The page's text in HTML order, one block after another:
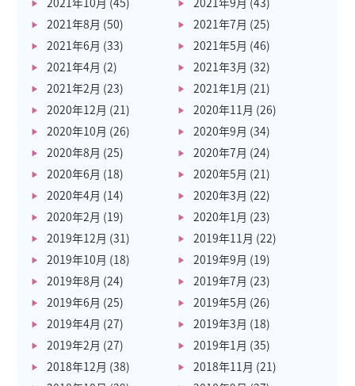
2021年8月 (50) 2021年7月 (25)
2021年6月 (33) 2021年5月 (46)
2021年4月 (2) 2021年3月 (32)
2021年2月 (23) 2021年1月 (21)
2020年12月 (21) 2020年11月 (26)
2020年10月 (26) 2020年9月 (34)
2020年8月 (25) 2020年7月 (24)
2020年6月 (18) 2020年5月 (21)
2020年4月 (14) 2020年3月 (22)
2020年2月 (19) 2020年1月 (23)
2019年12月 (31) 2019年11月 (22)
2019年10月 (18) 2019年9月 (19)
2019年8月 (24) 2019年7月 (23)
2019年6月 (25) 2019年5月 (26)
2019年4月 (27) 2019年3月 (18)
2019年2月 (27) 2019年1月 (35)
2018年12月 (38) 2018年11月 (21)